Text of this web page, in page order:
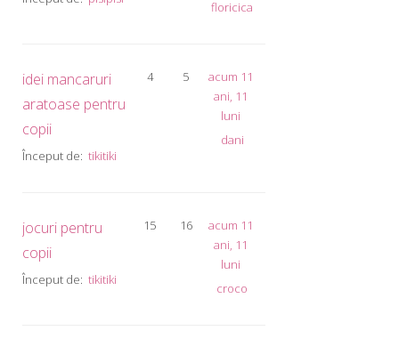
floricica
idei mancaruri
aratoase pentru
copii
Început de: tikitiki
4 5
acum 11
ani, 11
luni
dani
jocuri pentru
copii
Început de: tikitiki
15 16
acum 11
ani, 11
luni
croco